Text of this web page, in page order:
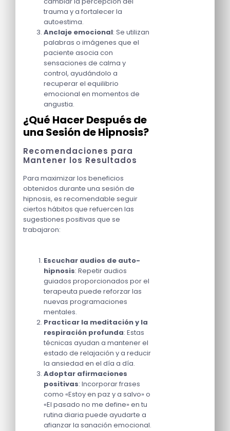
trauma y a fortalecer la
autoestima.
Anclaje emocional: Se utilizan
palabras o imágenes que el
paciente asocia con
sensaciones de calma y
control, ayudándolo a
recuperar el equilibrio
emocional en momentos de
angustia.
¿Qué Hacer Después de
una Sesión de Hipnosis?
Recomendaciones para
Mantener los Resultados
Para maximizar los beneficios
obtenidos durante una sesión de
hipnosis, es recomendable seguir
ciertos hábitos que refuercen las
sugestiones positivas que se
trabajaron:
Escuchar audios de auto-
hipnosis: Repetir audios
guiados proporcionados por el
terapeuta puede reforzar las
nuevas programaciones
mentales.
Practicar la meditación y la
respiración profunda: Estas
técnicas ayudan a mantener el
estado de relajación y a reducir
la ansiedad en el día a día.
Adoptar afirmaciones
positivas: Incorporar frases
como «Estoy en paz y a salvo» o
«El pasado no me define» en tu
rutina diaria puede ayudarte a
afianzar la sanación emocional.